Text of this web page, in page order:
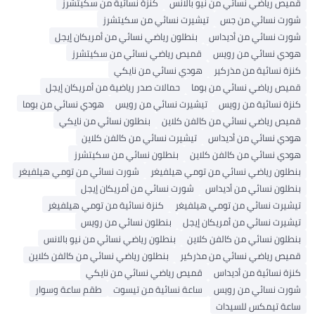
شورت نسائي من جس
تيشيرت نسائي من سكيتشرز
شورت نسائي من أديداس
بنطلون رياضي نسائي من أمريكان إيجل
هودي نسائي من رويس
قميص رياضي نسائي من سكيتشرز
كنزة نسائية من مذركير
هودي نسائي من نايكي
قميص رياضي نسائي من بوما
حمالات صدر رياضية من أمريكان إيجل
كنزة نسائية من رويس
تيشيرت نسائي من رويس
هودي نسائي من بوما
قميص رياضي نسائي من كالفن كلاين
بنطلون نسائي من نايكي
هودي نسائي من أديداس
تيشيرت نسائي من كالفن كلاين
هودي نسائي من كالفن كلاين
بنطلون نسائي من سكيتشرز
بنطلون رياضي نسائي من تومي هيلفيغر
شورت نسائي من تومي هيلفيغر
بنطلون نسائي من أديداس
شورت نسائي من أمريكان إيجل
تيشيرت نسائي من تومي هيلفيغر
كنزة نسائية من تومي هيلفيغر
تيشيرت نسائي من أمريكان إيجل
بنطلون نسائي من رويس
بنطلون نسائي من كالفن كلاين
بنطلون رياضي نسائي من نيو بالانس
قميص رياضي نسائي من مذركير
بنطلون رياضي نسائي من كالفن كلاين
كنزة نسائية من أديداس
قميص رياضي نسائي من نايكي
شورت نسائي من رويس
ساعة نسائية من تيسوت
طقم ساعة وسوار
ساعة تيمكس للسيدات